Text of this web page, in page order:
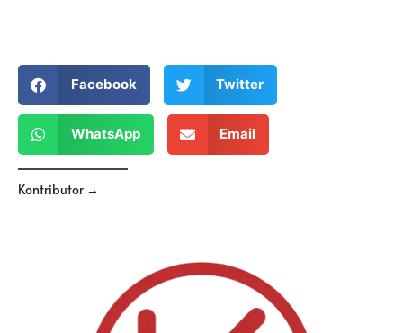
Facebook Twitter
WhatsApp Email
Kontributor →